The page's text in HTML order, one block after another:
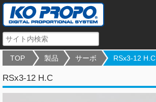
TOP 製品 サーボ RSx3-12 H.C
RSx3-12 H.C